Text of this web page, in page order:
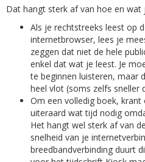
Dat hangt sterk af van hoe en wat
Als je rechtstreeks leest op
internetbrowser, lees je
zeggen dat niet de hele
enkel dat wat je leest. Je
te beginnen luisteren, maar
heel vlot (soms zelfs sneller
Om een volledig boek,
uiteraard wat tijd nodig
Het hangt wel sterk af van
snelheid van je
breedbandverbinding duurt